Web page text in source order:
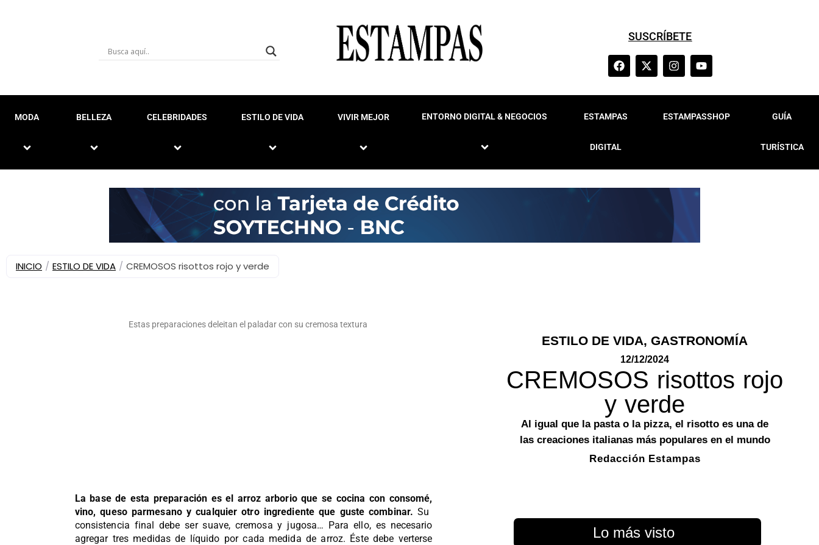
SUSCRÍBETE
MODA BELLEZA CELEBRIDADES ESTILO DE VIDA VIVIR MEJOR ENTORNO DIGITAL & NEGOCIOS ESTAMPAS
DIGITAL
ESTAMPASSHOP GUÍA
TURÍSTICA
INICIO / ESTILO DE VIDA / CREMOSOS risottos rojo y verde
ESTILO DE VIDA,GASTRONOMÍA
12/12/2024
CREMOSOS risottos rojo
y verde
Al igual que la pasta o la pizza, el risotto es una de
las creaciones italianas más populares en el mundo
Redacción Estampas
Estas preparaciones deleitan el paladar con su cremosa textura
La base de esta preparación es el arroz arborio que se cocina con consomé,
vino, queso parmesano y cualquier otro ingrediente que guste combinar.Su
consistencia final debe ser suave, cremosa y jugosa… Para ello, es necesario
agregar tres medidas de líquido por cada medida de arroz. Éste debe verterse
Lo más visto